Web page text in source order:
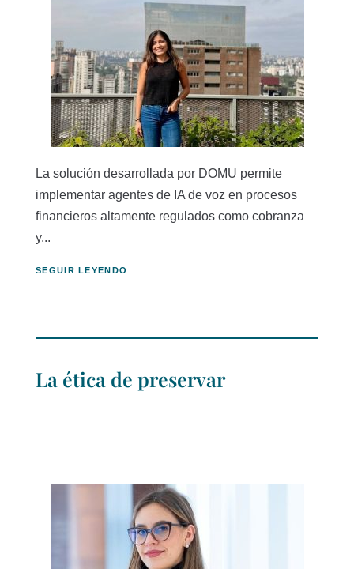
La solución desarrollada por DOMU permite
implementar agentes de IA de voz en procesos
financieros altamente regulados como cobranza
y...
SEGUIR LEYENDO
La ética de preservar